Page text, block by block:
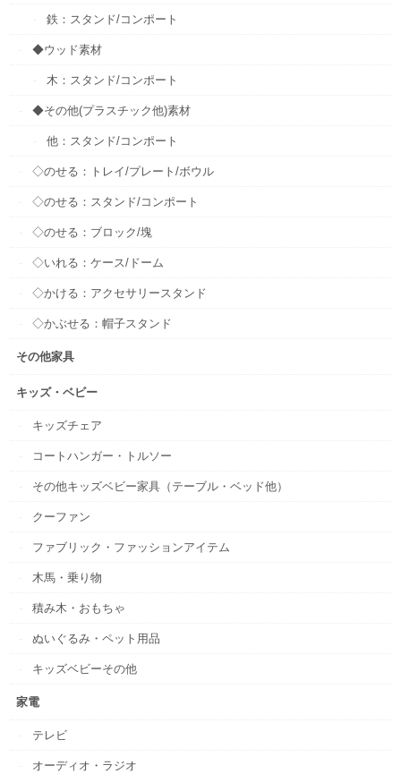
鉄：スタンド/コンポート
◆ウッド素材
木：スタンド/コンポート
◆その他(プラスチック他)素材
他：スタンド/コンポート
◇のせる：トレイ/プレート/ボウル
◇のせる：スタンド/コンポート
◇のせる：ブロック/塊
◇いれる：ケース/ドーム
◇かける：アクセサリースタンド
◇かぶせる：帽子スタンド
その他家具
キッズ・ベビー
キッズチェア
コートハンガー・トルソー
その他キッズベビー家具（テーブル・ベッド他）
クーファン
ファブリック・ファッションアイテム
木馬・乗り物
積み木・おもちゃ
ぬいぐるみ・ペット用品
キッズベビーその他
家電
テレビ
オーディオ・ラジオ